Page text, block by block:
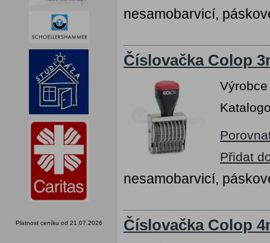
Platnost ceníku od 21.07.2026
nesamobarvicí,
Číslovačka Colop
Přidat
nesamobarvicí,
Číslovačka Colop